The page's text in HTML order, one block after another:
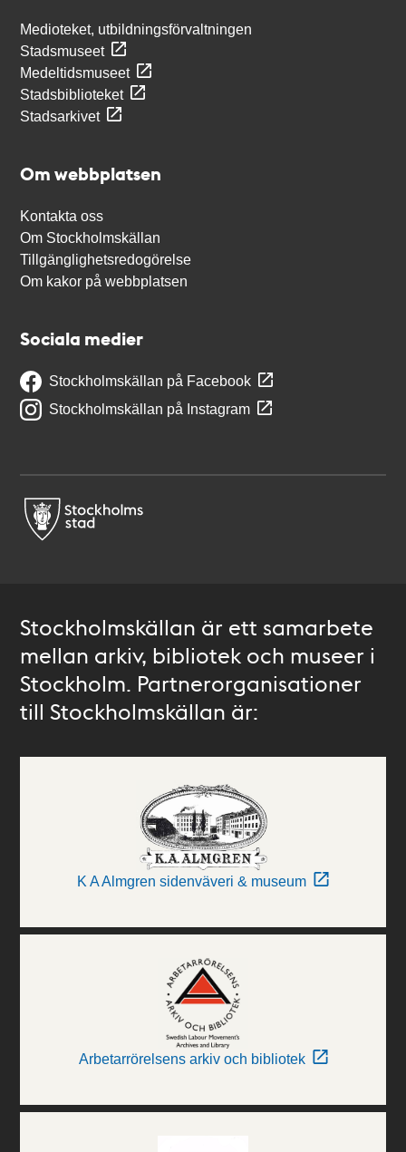
Medioteket, utbildningsförvaltningen
Stadsmuseet
Medeltidsmuseet
Stadsbiblioteket
Stadsarkivet
Om webbplatsen
Kontakta oss
Om Stockholmskällan
Tillgänglighetsredogörelse
Om kakor på webbplatsen
Sociala medier
Stockholmskällan på Facebook
Stockholmskällan på Instagram
Stockholmskällan är ett samarbete
mellan arkiv, bibliotek och museer i
Stockholm. Partnerorganisationer
till Stockholmskällan är:
K A Almgren sidenväveri & museum
Arbetarrörelsens arkiv och bibliotek